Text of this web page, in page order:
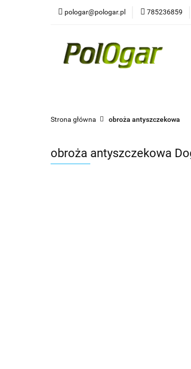
pologar@pologar.pl 785236859
Strona główna obroża antyszczekowa
obroża antyszczekowa